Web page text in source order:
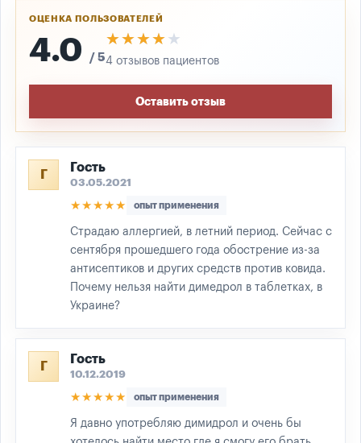
ОЦЕНКА ПОЛЬЗОВАТЕЛЕЙ
4.0 / 5
★★★★★
★★★★★
4 отзывов пациентов
Оставить отзыв
Г
Гость
03.05.2021
★★★★★ опыт применения
Страдаю аллергией, в летний период. Сейчас с
сентября прошедшего года обострение из-за
антисептиков и других средств против ковида.
Почему нельзя найти димедрол в таблетках, в
Украине?
Г
Гость
10.12.2019
★★★★★ опыт применения
Я давно употребляю димидрол и очень бы